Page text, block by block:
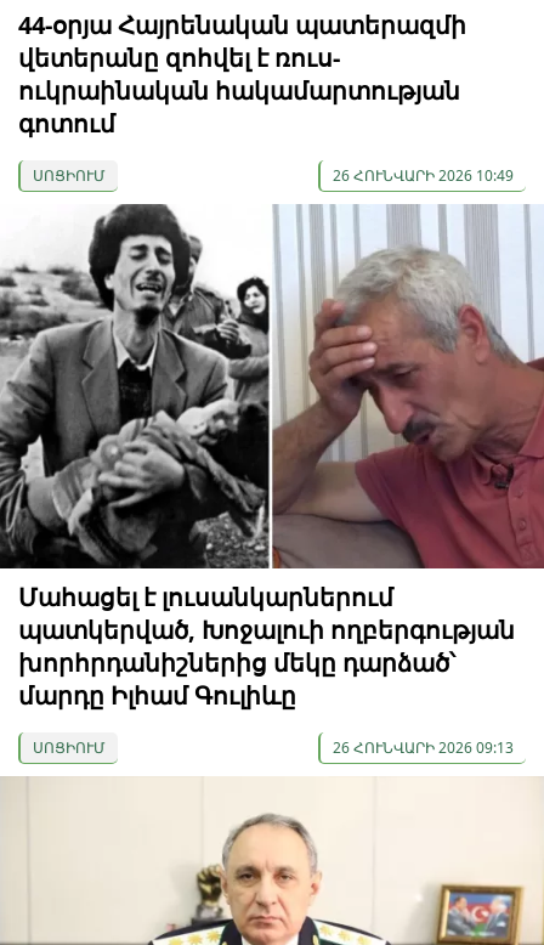
44-օրյա Հայրենական պատերազմի
վետերանը զոհվել է ռուս-
ուկրաինական հակամարտության
գոտում
ՍՈՑԻՈՒՄ 26 ՀՈՒՆՎԱՐԻ 2026 10:49
Մահացել է լուսանկարներում
պատկերված, Խոջալուի ողբերգության
խորհրդանիշներից մեկը դարձած՝
մարդը Իլհամ Գուլիևը
ՍՈՑԻՈՒՄ 26 ՀՈՒՆՎԱՐԻ 2026 09:13